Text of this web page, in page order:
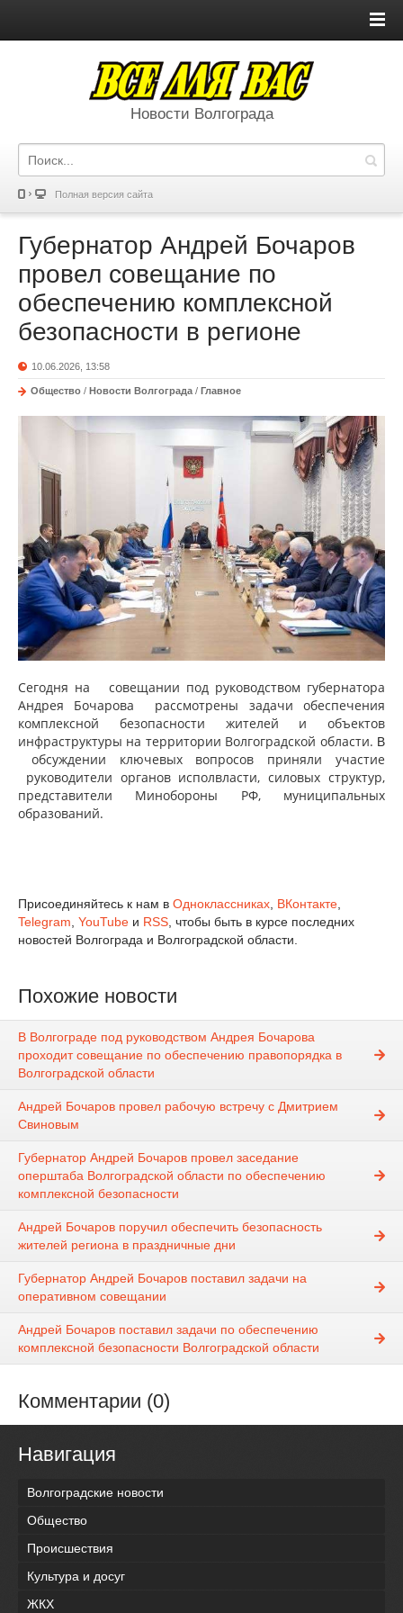
Новости Волгограда
Полная версия сайта
Губернатор Андрей Бочаров
провел совещание по
обеспечению комплексной
безопасности в регионе
10.06.2026, 13:58
Общество / Новости Волгограда / Главное
Сегодня на совещании под руководством губернатора
Андрея Бочарова рассмотрены задачи обеспечения
комплексной безопасности жителей и объектов
инфраструктуры на территории Волгоградской области. В
обсуждении ключевых вопросов приняли участие
руководители органов исполвласти, силовых структур,
представители Минобороны РФ, муниципальных
образований.
Присоединяйтесь к нам в Одноклассниках ВКонтакте
Telegram YouTube и RSS , чтобы быть в курсе последних
новостей Волгограда и Волгоградской области.
Похожие новости
В Волгограде под руководством Андрея Бочарова
проходит совещание по обеспечению правопорядка в
Волгоградской области
Андрей Бочаров провел рабочую встречу с Дмитрием
Свиновым
Губернатор Андрей Бочаров провел заседание
оперштаба Волгоградской области по обеспечению
комплексной безопасности
Андрей Бочаров поручил обеспечить безопасность
жителей региона в праздничные дни
Губернатор Андрей Бочаров поставил задачи на
оперативном совещании
Андрей Бочаров поставил задачи по обеспечению
комплексной безопасности Волгоградской области
Комментарии (0)
Навигация
Волгоградские новости
Общество
Происшествия
Культура и досуг
ЖКХ